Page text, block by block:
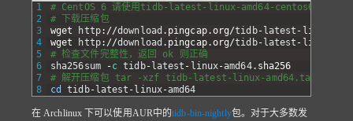
1
2
3
4
5
6
7
8
# CentOS 6 请使用tidb-latest-linux-amd64-centos6
# 下载压缩包
wget
http: //download .pingcap.org/tidb-latest - linux
wget
http: //download .pingcap.org/tidb-latest - linux
# 检查文件完整性，返回 ok 则正确
sha256sum
-c tidb-latest - linux-amd64.sha256
# 解开压缩包 tar -xzf tidb-latest-linux-amd64.tar.gz
cd
tidb-latest -linux-amd64
在 Archlinux 下可以使用AUR中的tidb-bin-nightly包。对于大多数发